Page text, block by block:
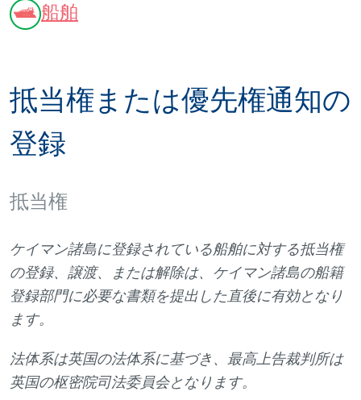
船舶
抵当権または優先権通知の
登録
抵当権
ケイマン諸島に登録されている船舶に対する抵当権
の登録、譲渡、または解除は、ケイマン諸島の船籍
登録部門に必要な書類を提出した直後に有効となり
ます。
法体系は英国の法体系に基づき、最高上告裁判所は
英国の枢密院司法委員会となります。